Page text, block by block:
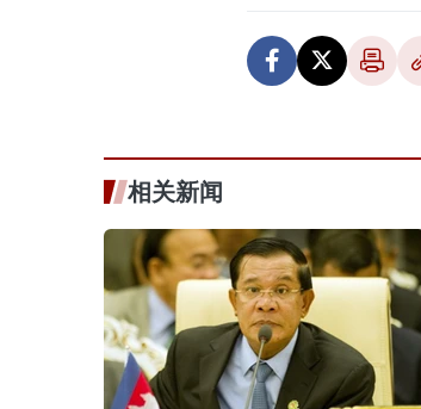
相关新闻